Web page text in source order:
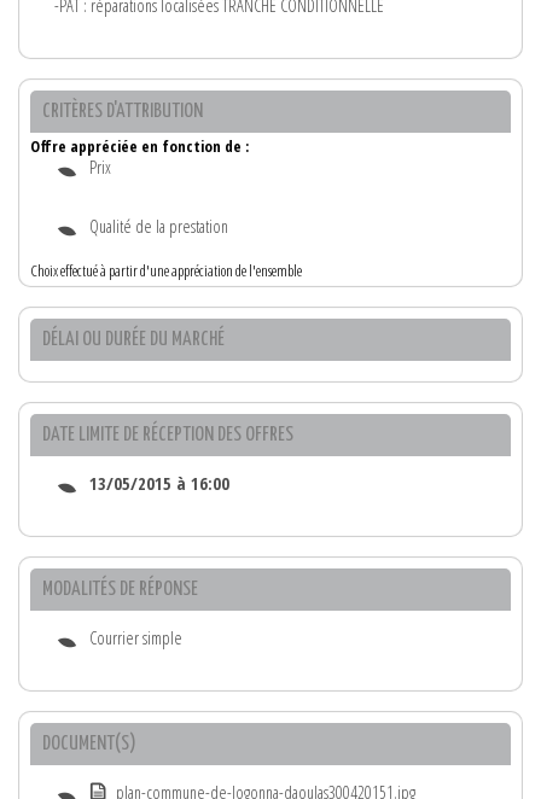
-PAT : réparations localisées TRANCHE CONDITIONNELLE
CRITÈRES D'ATTRIBUTION
Offre appréciée en fonction de :
Prix
Qualité de la prestation
Choix effectué à partir d'une appréciation de l'ensemble
DÉLAI OU DURÉE DU MARCHÉ
DATE LIMITE DE RÉCEPTION DES OFFRES
13/05/2015 à 16:00
MODALITÉS DE RÉPONSE
Courrier simple
DOCUMENT(S)
plan-commune-de-logonna-daoulas300420151.jpg